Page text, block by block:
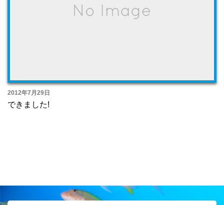
2012年7月29日
できました!